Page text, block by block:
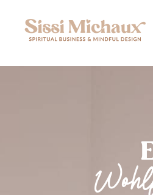
Inhalt
springen